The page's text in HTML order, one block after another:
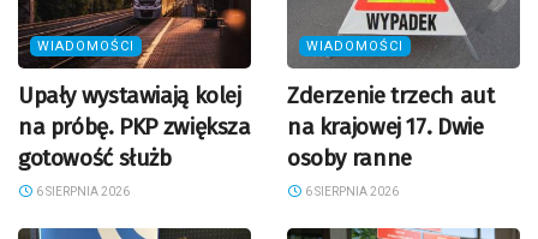
WIADOMOŚCI
Upały wystawiają kolej
na próbę. PKP zwiększa
gotowość służb
6 SIERPNIA 2026
WIADOMOŚCI
Zderzenie trzech aut
na krajowej 17. Dwie
osoby ranne
6 SIERPNIA 2026